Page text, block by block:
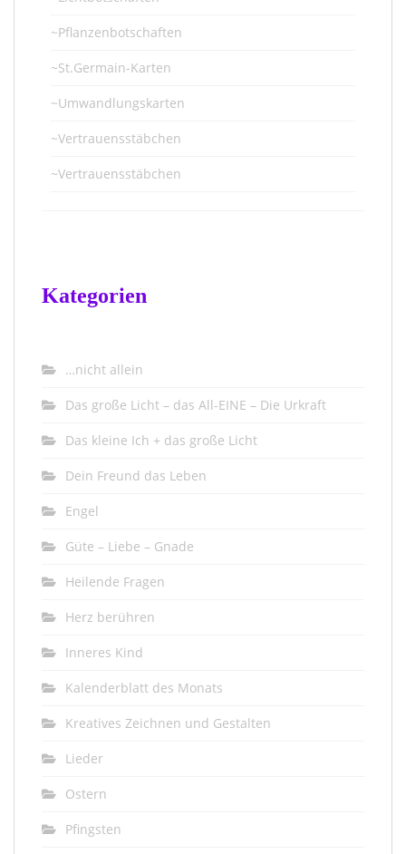
~Pflanzenbotschaften
~St.Germain-Karten
~Umwandlungskarten
~Vertrauensstäbchen
~Vertrauensstäbchen
Kategorien
…nicht allein
Das große Licht – das All-EINE – Die Urkraft
Das kleine Ich + das große Licht
Dein Freund das Leben
Engel
Güte – Liebe – Gnade
Heilende Fragen
Herz berühren
Inneres Kind
Kalenderblatt des Monats
Kreatives Zeichnen und Gestalten
Lieder
Ostern
Pfingsten